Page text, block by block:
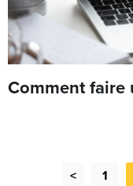
Comment faire
< 1